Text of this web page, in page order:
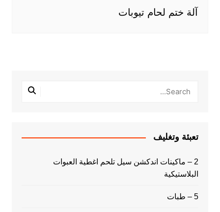
آلة ختم لحام تيوبات
تعبئة وتغليف
2 – ماكينات اندكشن سيل تلحم اغطية العبوات
البلاستيكية
5 – طبات